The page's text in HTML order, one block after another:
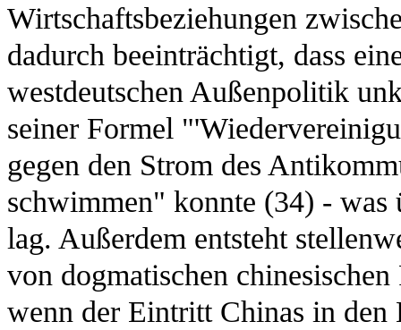
Wirtschaftsbeziehungen
dadurch beeinträchtigt, dass
westdeutschen Außenpolitik
seiner Formel
gegen den Strom des
schwimmen" konnte (34) - was
lag. Außerdem entsteht
von dogmatischen
wenn der Eintritt Chinas in den